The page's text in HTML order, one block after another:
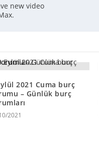
new video
2021 Cuma burç
– Günlük burç
2021